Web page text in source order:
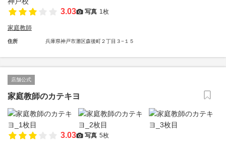
3.03 写真 1枚
家庭教師
住所 兵庫県神戸市灘区森後町２丁目３−１５
店舗公式
家庭教師のカテキヨ
3.03 写真 5枚